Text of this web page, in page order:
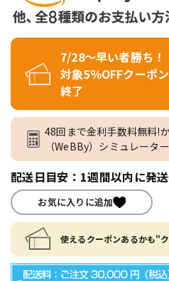
7/28～早い者勝ち
対象5％OFFクーポ
終了
48回まで金利手数料無料!
（WeBBy）シミュレーター
配送日目安：1週間以内に発
お気に入りに追加
使えるクーポンあるかも"